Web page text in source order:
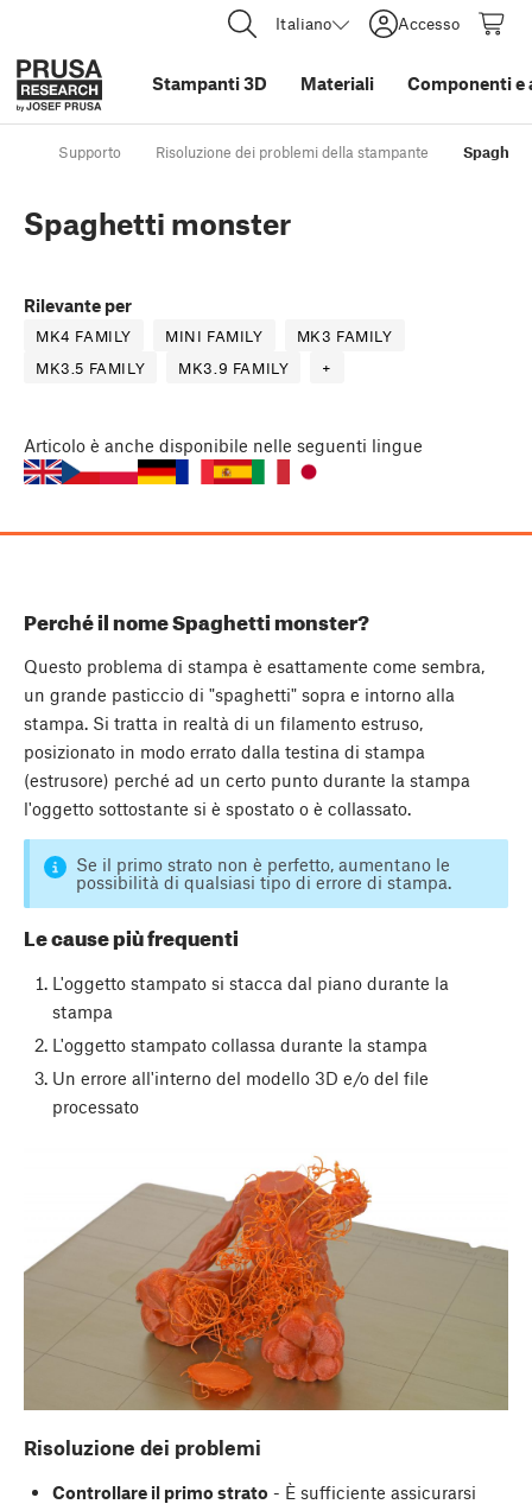
Italiano Accesso
Stampanti 3D Materiali Componenti e
Supporto Risoluzione dei problemi della stampante
Spaghetti monster
Rilevante per
MK4 FAMILY MINI FAMILY
MK3 FAMILY
MK3.5 FAMILY
MK3.9 FAMILY +
Articolo è anche disponibile nelle seguenti lingue
Perché il nome Spaghetti monster?
Questo problema di stampa è esattamente come sembra,
un grande pasticcio di "spaghetti" sopra e intorno alla
stampa. Si tratta in realtà di un filamento estruso,
posizionato in modo errato dalla testina di stampa
(estrusore) perché ad un certo punto durante la stampa
l'oggetto sottostante si è spostato o è collassato.
Se il primo strato non è perfetto, aumentano le
possibilità di qualsiasi tipo di errore di stampa.
Le cause più frequenti
L'oggetto stampato si stacca dal piano durante la
stampa
L'oggetto stampato collassa durante la stampa
Un errore all'interno del modello 3D e/o del file
processato
Risoluzione dei problemi
Controllare il primo strato - È sufficiente assicurarsi